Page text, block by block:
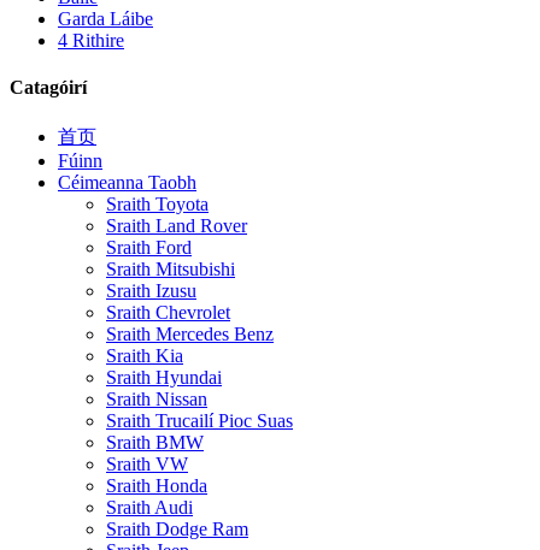
Garda Láibe
4 Rithire
Catagóirí
首页
Fúinn
Céimeanna Taobh
Sraith Toyota
Sraith Land Rover
Sraith Ford
Sraith Mitsubishi
Sraith Izusu
Sraith Chevrolet
Sraith Mercedes Benz
Sraith Kia
Sraith Hyundai
Sraith Nissan
Sraith Trucailí Pioc Suas
Sraith BMW
Sraith VW
Sraith Honda
Sraith Audi
Sraith Dodge Ram